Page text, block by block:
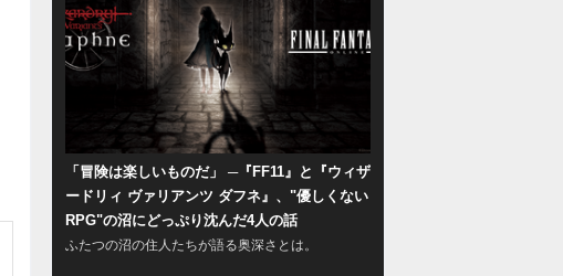
「冒険は楽しいものだ」 ─『FF11』と『ウィザ
ードリィ ヴァリアンツ ダフネ』、"優しくない
RPG"の沼にどっぷり沈んだ4人の話
ふたつの沼の住人たちが語る奥深さとは。